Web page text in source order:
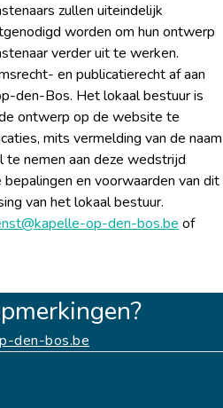
zullen uiteindelijk
worden om hun ontwerp
verder uit te werken.
en publicatierecht af aan
den-Bos. Het lokaal bestuur is
ontwerp op de website te
mits vermelding van de naam
nemen aan deze wedstrijd
en voorwaarden van dit
van het lokaal bestuur.
op-den-bos.be of
den-bos.be